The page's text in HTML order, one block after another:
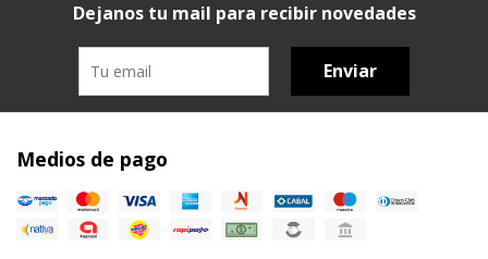
Dejanos tu mail para recibir novedades
Enviar
Medios de pago